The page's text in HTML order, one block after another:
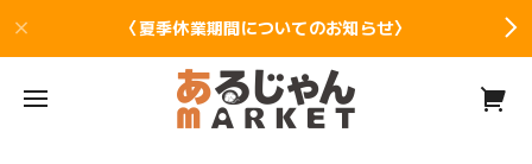
〈夏季休業期間についてのお知らせ〉